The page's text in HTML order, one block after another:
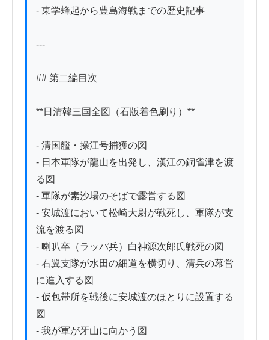
- 東学蜂起から豊島海戦までの歴史記事
---
## 第二編目次
**日清韓三国全図（石版着色刷り）**
- 清国艦・操江号捕獲の図
- 日本軍隊が龍山を出発し、漢江の銅雀津を渡
る図
- 軍隊が素沙場のそばで露営する図
- 安城渡において松崎大尉が戦死し、軍隊が支
流を渡る図
- 喇叭卒（ラッパ兵）白神源次郎氏戦死の図
- 右翼支隊が水田の細道を横切り、清兵の幕営
に進入する図
- 仮包帯所を戦後に安城渡のほとりに設置する
図
- 我が軍が牙山に向かう図